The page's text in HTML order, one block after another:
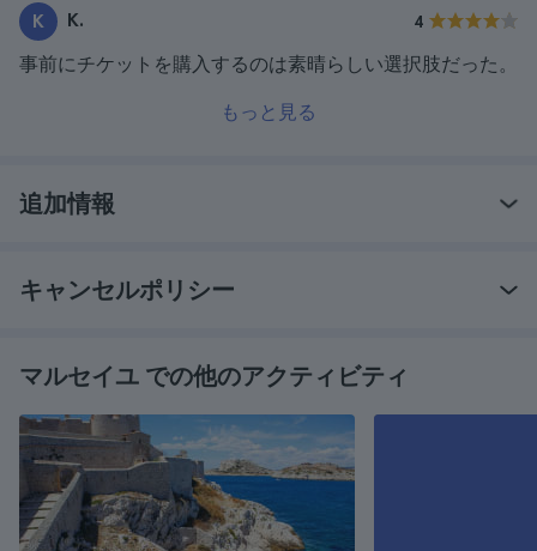
K K. 4
事前にチケットを購入するのは素晴らしい選択肢だった。
もっと見る
追加情報
キャンセルポリシー
マルセイユ での他のアクティビティ